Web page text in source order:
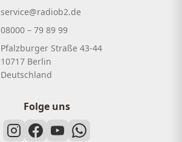
service@radiob2.de
08000 – 79 89 99
Pfalzburger Straße 43-44
10717 Berlin
Deutschland
Folge uns